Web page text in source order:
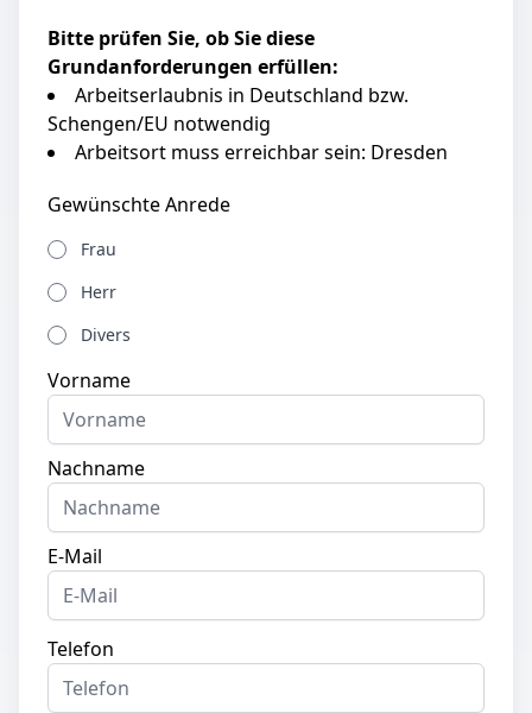
Bitte prüfen Sie, ob Sie diese
Grundanforderungen erfüllen:
Arbeitserlaubnis in Deutschland bzw.
Schengen/EU notwendig
Arbeitsort muss erreichbar sein: Dresden
Gewünschte Anrede
Frau
Herr
Divers
Vorname
Nachname
E-Mail
Telefon